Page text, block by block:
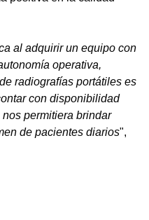
al adquirir un equipo con
operativa,
radiografías portátiles es
con disponibilidad
permitiera brindar
de pacientes diarios",